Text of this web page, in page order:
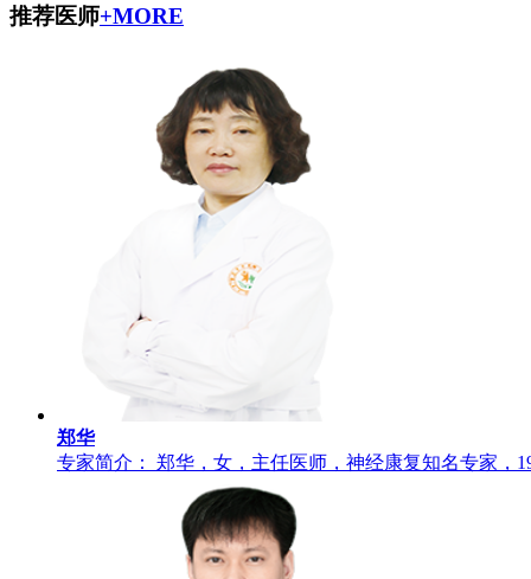
推荐医师+MORE
郑华
专家简介： 郑华，女，主任医师，神经康复知名专家，